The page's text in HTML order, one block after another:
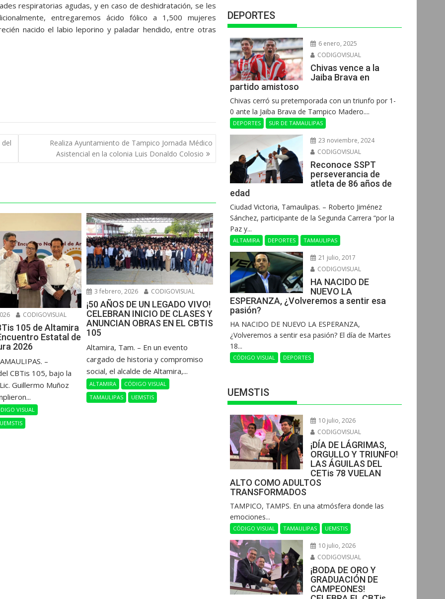
respiratorias agudas, y en caso de deshidratación, se les
entregaremos ácido fólico a 1,500 mujeres
nacido el labio leporino y paladar hendido, entre otras
Realiza Ayuntamiento de Tampico Jornada Médico
Asistencial en la colonia Luis Donaldo Colosio
CODIGOVISUAL
105 de Altamira
Estatal de
2026
–
CBTis 105, bajo la
Guillermo Muñoz
VISUAL
UEMSTIS
3 febrero, 2026 CODIGOVISUAL
¡50 AÑOS DE UN LEGADO VIVO!
CELEBRAN INICIO DE CLASES Y
ANUNCIAN OBRAS EN EL CBTIS
105
Altamira, Tam. – En un evento
cargado de historia y compromiso
social, el alcalde de Altamira,...
ALTAMIRA
CÓDIGO VISUAL
TAMAULIPAS
UEMSTIS
DEPORTES
6 enero, 2025
CODIGOVISUAL
Chivas vence a la
Jaiba Brava en
partido amistoso
Chivas cerró su pretemporada con un triunfo por 1-
0 ante la Jaiba Brava de Tampico Madero....
DEPORTES SUR DE TAMAULIPAS
23 noviembre, 2024
CODIGOVISUAL
Reconoce SSPT
perseverancia de
atleta de 86 años de
edad
Ciudad Victoria, Tamaulipas. – Roberto Jiménez
Sánchez, participante de la Segunda Carrera “por la
Paz y...
ALTAMIRA DEPORTES TAMAULIPAS
21 julio, 2017
CODIGOVISUAL
HA NACIDO DE
NUEVO LA
ESPERANZA, ¿Volveremos a sentir esa
pasión?
HA NACIDO DE NUEVO LA ESPERANZA,
¿Volveremos a sentir esa pasión? El día de Martes
18...
CÓDIGO VISUAL DEPORTES
UEMSTIS
10 julio, 2026
CODIGOVISUAL
¡DÍA DE LÁGRIMAS,
ORGULLO Y TRIUNFO!
LAS ÁGUILAS DEL
CETis 78 VUELAN
ALTO COMO ADULTOS
TRANSFORMADOS
​TAMPICO, TAMPS. En una atmósfera donde las
emociones...
CÓDIGO VISUAL TAMAULIPAS UEMSTIS
10 julio, 2026
CODIGOVISUAL
¡BODA DE ORO Y
GRADUACIÓN DE
CAMPEONES!